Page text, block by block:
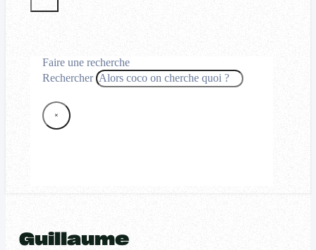
Faire une recherche
Rechercher
×
Guillaume